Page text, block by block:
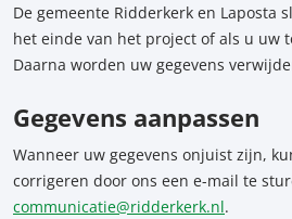
De gemeente Ridderkerk en Laposta
het einde van het project of als u uw
Daarna worden uw gegevens
Gegevens aanpassen
Wanneer uw gegevens onjuist zijn,
corrigeren door ons een e-mail te
communicatie@ridderkerk.nl.